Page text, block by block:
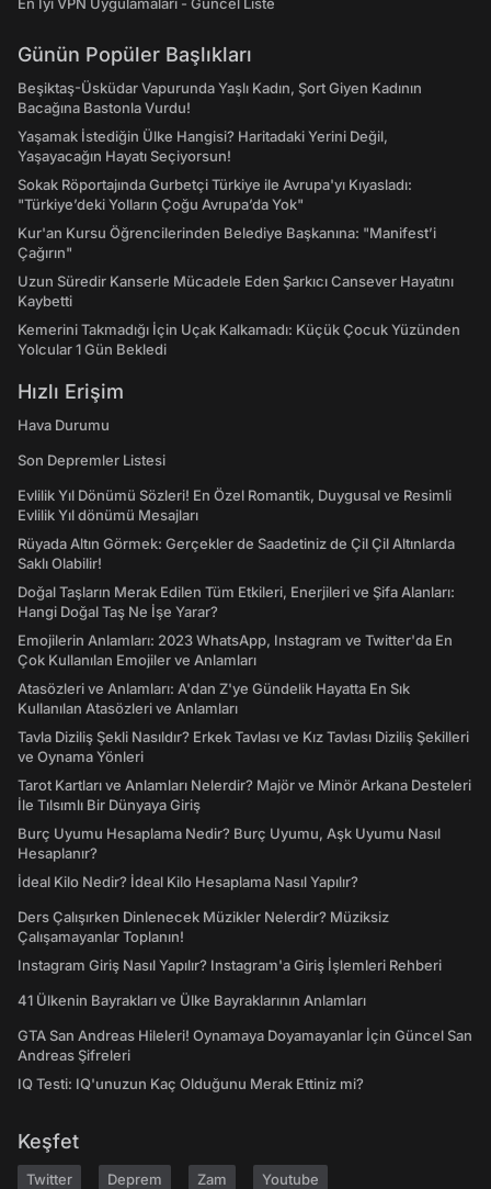
Günün Popüler Başlıkları
Beşiktaş-Üsküdar Vapurunda Yaşlı Kadın, Şort Giyen Kadının
Bacağına Bastonla Vurdu!
Yaşamak İstediğin Ülke Hangisi? Haritadaki Yerini Değil,
Yaşayacağın Hayatı Seçiyorsun!
Sokak Röportajında Gurbetçi Türkiye ile Avrupa'yı Kıyasladı:
"Türkiye’deki Yolların Çoğu Avrupa’da Yok"
Kur'an Kursu Öğrencilerinden Belediye Başkanına: "Manifest’i
Çağırın"
Uzun Süredir Kanserle Mücadele Eden Şarkıcı Cansever Hayatını
Kaybetti
Kemerini Takmadığı İçin Uçak Kalkamadı: Küçük Çocuk Yüzünden
Yolcular 1 Gün Bekledi
Hızlı Erişim
Hava Durumu
Son Depremler Listesi
Evlilik Yıl Dönümü Sözleri! En Özel Romantik, Duygusal ve Resimli
Evlilik Yıl dönümü Mesajları
Rüyada Altın Görmek: Gerçekler de Saadetiniz de Çil Çil Altınlarda
Saklı Olabilir!
Doğal Taşların Merak Edilen Tüm Etkileri, Enerjileri ve Şifa Alanları:
Hangi Doğal Taş Ne İşe Yarar?
Emojilerin Anlamları: 2023 WhatsApp, Instagram ve Twitter'da En
Çok Kullanılan Emojiler ve Anlamları
Atasözleri ve Anlamları: A'dan Z'ye Gündelik Hayatta En Sık
Kullanılan Atasözleri ve Anlamları
Tavla Diziliş Şekli Nasıldır? Erkek Tavlası ve Kız Tavlası Diziliş Şekilleri
ve Oynama Yönleri
Tarot Kartları ve Anlamları Nelerdir? Majör ve Minör Arkana Desteleri
İle Tılsımlı Bir Dünyaya Giriş
Burç Uyumu Hesaplama Nedir? Burç Uyumu, Aşk Uyumu Nasıl
Hesaplanır?
İdeal Kilo Nedir? İdeal Kilo Hesaplama Nasıl Yapılır?
Ders Çalışırken Dinlenecek Müzikler Nelerdir? Müziksiz
Çalışamayanlar Toplanın!
Instagram Giriş Nasıl Yapılır? Instagram'a Giriş İşlemleri Rehberi
41 Ülkenin Bayrakları ve Ülke Bayraklarının Anlamları
GTA San Andreas Hileleri! Oynamaya Doyamayanlar İçin Güncel San
Andreas Şifreleri
IQ Testi: IQ'unuzun Kaç Olduğunu Merak Ettiniz mi?
Keşfet
Twitter Deprem Zam Youtube